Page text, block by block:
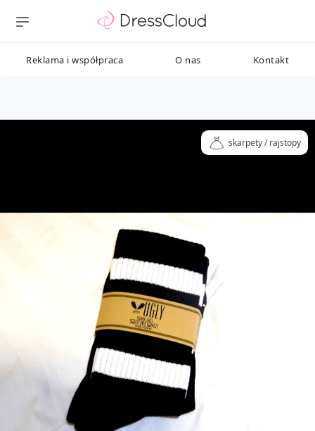
Reklama i współpraca O nas Kontakt
skarpety / rajstopy